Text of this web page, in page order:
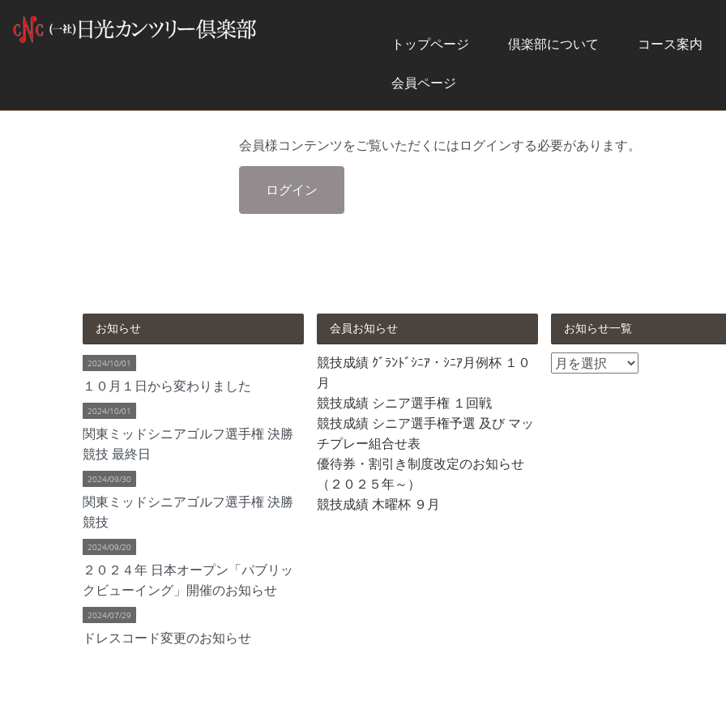
トップページ 倶楽部について コース案内
会員ページ
会員様コンテンツをご覧いただくにはログインする必要があります。
ログイン
お知らせ
2024/10/01
１０月１日から変わりました
2024/10/01
関東ミッドシニアゴルフ選手権 決勝
競技 最終日
2024/09/30
関東ミッドシニアゴルフ選手権 決勝
競技
2024/09/20
２０２４年 日本オープン「パブリッ
クビューイング」開催のお知らせ
2024/07/29
ドレスコード変更のお知らせ
会員お知らせ
競技成績 ｸﾞﾗﾝﾄﾞｼﾆｱ・ｼﾆｱ月例杯 １０
月
競技成績 シニア選手権 １回戦
競技成績 シニア選手権予選 及び マッ
チプレー組合せ表
優待券・割引き制度改定のお知らせ
（２０２５年～）
競技成績 木曜杯 ９月
お知らせ一覧
お